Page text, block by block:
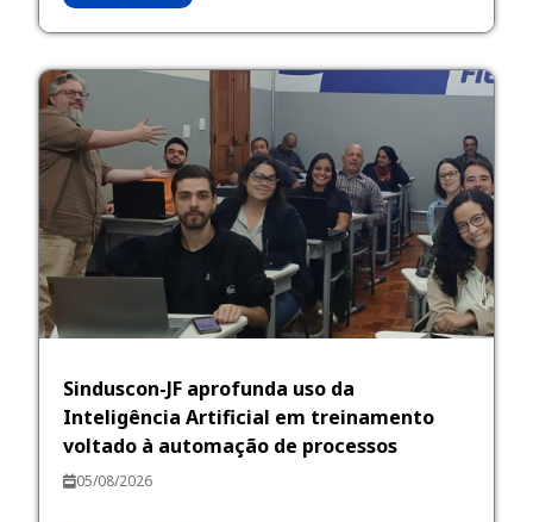
Sinduscon-JF aprofunda uso da
Inteligência Artificial em treinamento
voltado à automação de processos
05/08/2026